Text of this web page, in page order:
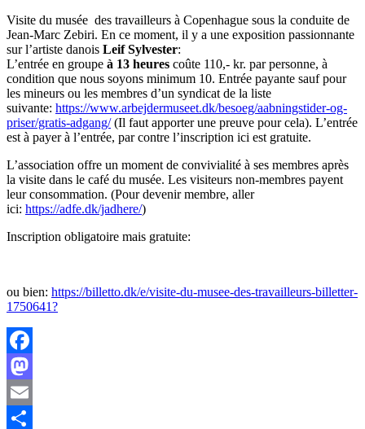
Visite du musée des travailleurs à Copenhague sous la conduite de
Jean-Marc Zebiri. En ce moment, il y a une exposition passionnante
sur l’artiste danois Leif Sylvester:
L’entrée en groupe à 13 heures coûte 110,- kr. par personne, à
condition que nous soyons minimum 10. Entrée payante sauf pour
les mineurs ou les membres d’un syndicat de la liste
suivante: https://www.arbejdermuseet.dk/besoeg/aabningstider-og-
priser/gratis-adgang/(Il faut apporter une preuve pour cela). L’entrée
est à payer à l’entrée, par contre l’inscription ici est gratuite.
L’association offre un moment de convivialité à ses membres après
la visite dans le café du musée. Les visiteurs non-membres payent
leur consommation. (Pour devenir membre, aller
ici: https://adfe.dk/jadhere/)
Inscription obligatoire mais gratuite:
ou bien: https://billetto.dk/e/visite-du-musee-des-travailleurs-billetter-
1750641?
Facebook
Mastodon
Email